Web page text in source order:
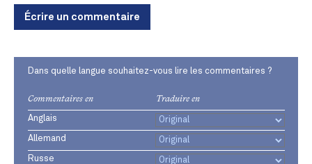
Écrire un commentaire
Dans quelle langue souhaitez-vous lire les commentaires ?
Commentaires en Traduire en
Anglais
Allemand
Russe